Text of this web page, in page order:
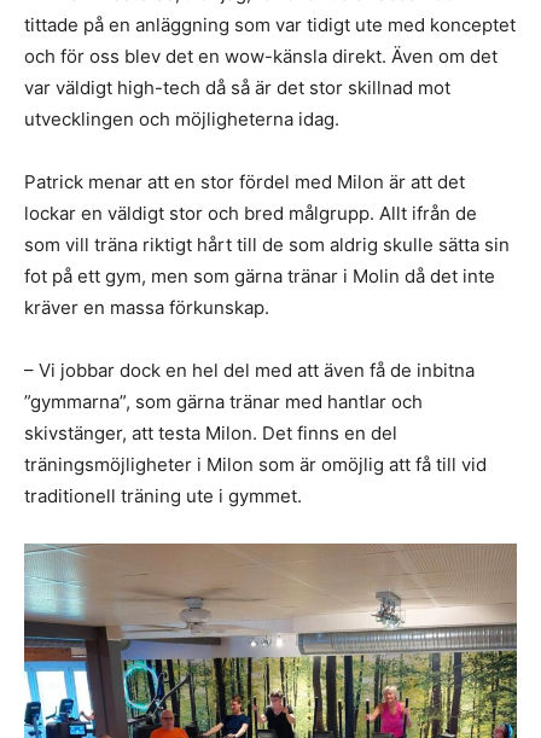
tittade på en anläggning som var tidigt ute med konceptet
och för oss blev det en wow-känsla direkt. Även om det
var väldigt high-tech då så är det stor skillnad mot
utvecklingen och möjligheterna idag.
Patrick menar att en stor fördel med Milon är att det
lockar en väldigt stor och bred målgrupp. Allt ifrån de
som vill träna riktigt hårt till de som aldrig skulle sätta sin
fot på ett gym, men som gärna tränar i Molin då det inte
kräver en massa förkunskap.
– Vi jobbar dock en hel del med att även få de inbitna
”gymmarna”, som gärna tränar med hantlar och
skivstänger, att testa Milon. Det finns en del
träningsmöjligheter i Milon som är omöjlig att få till vid
traditionell träning ute i gymmet.